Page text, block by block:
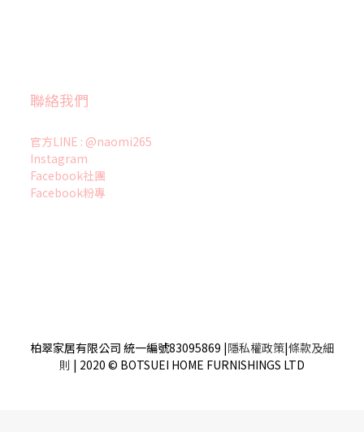
聯絡我們
官方LINE : @naomi265
Instagram
Facebook社團
Facebook粉專
柏翠家居有限公司 統一編號83095869 |隱私權政策|條款及細
則 | 2020 © BOTSUEI HOME FURNISHINGS LTD